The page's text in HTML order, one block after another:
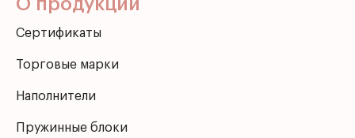
О продукции
Сертификаты
Торговые марки
Наполнители
Пружинные блоки